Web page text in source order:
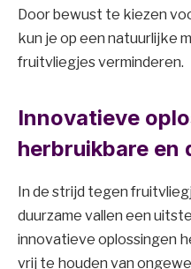
Door bewust te kiezen
kun je op een natuurlijke
fruitvliegjes verminderen.
Innovatieve
herbruikbare en
In de strijd tegen
duurzame vallen een
innovatieve oplossingen
vrij te houden van